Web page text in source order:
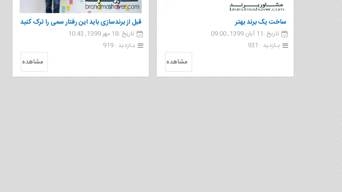
ساخت یک برند بهتر
تاریخ :11 آبان 1399, 09:00
بـازدید : 931
مشاهده
قبل از برندسازی باید این رفتار سمی را ترک کنید
تاریخ :18 مهر 1399, 10:43
بـازدید : 919
مشاهده